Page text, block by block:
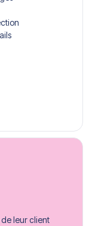
leur client